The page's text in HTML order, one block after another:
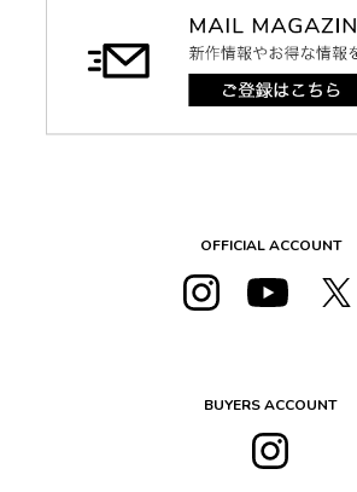
OFFICIAL ACCOUNT
BUYERS ACCOUNT